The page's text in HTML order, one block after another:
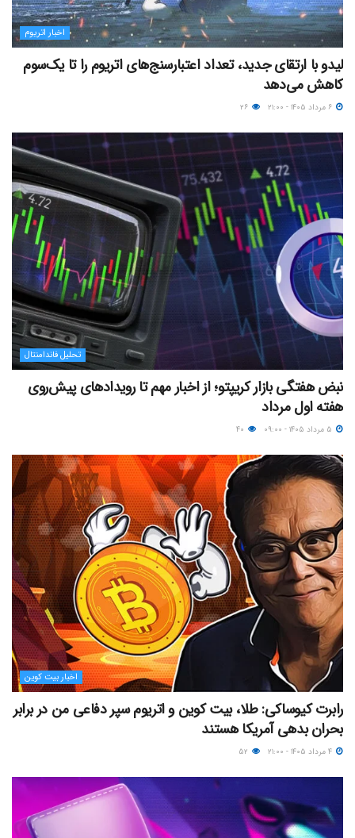
اخبار اتریوم
لیدو با ارتقای جدید، تعداد اعتبارسنج‌های اتریوم را تا یک‌سوم
کاهش می‌دهد
تحلیل فاندامنتال
نبض هفتگی بازار کریپتو؛ از اخبار مهم تا رویدادهای پیش‌روی
هفته اول مرداد
اخبار بیت کوین
رابرت کیوساکی: طلا، بیت کوین و اتریوم سپر دفاعی من در برابر
بحران بدهی آمریکا هستند